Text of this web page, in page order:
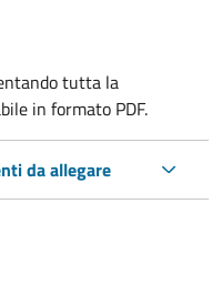
tutta la
in formato PDF.
da allegare